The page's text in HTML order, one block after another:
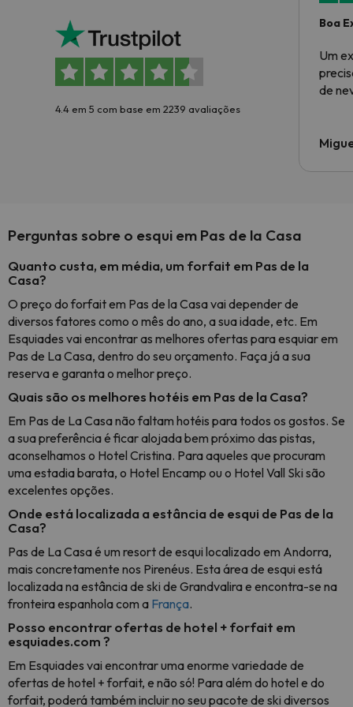
4.4 em 5 com base em 2239 avaliações
Boa
Um
de
Perguntas sobre o esqui em Pas de la Casa
Quanto custa, em média, um forfait em Pas de la
Casa?
O preço do forfait em Pas de la Casa vai depender de
diversos fatores como o mês do ano, a sua idade, etc. Em
Esquiades vai encontrar as melhores ofertas para esquiar em
Pas de La Casa, dentro do seu orçamento. Faça já a sua
reserva e garanta o melhor preço.
Quais são os melhores hotéis em Pas de la Casa?
Em Pas de La Casa não faltam hotéis para todos os gostos. Se
a sua preferência é ficar alojada bem próximo das pistas,
aconselhamos o Hotel Cristina. Para aqueles que procuram
uma estadia barata, o Hotel Encamp ou o Hotel Vall Ski são
excelentes opções.
Onde está localizada a estância de esqui de Pas de la
Casa?
Pas de La Casa é um resort de esqui localizado em Andorra,
mais concretamente nos Pirenéus. Esta área de esqui está
localizada na estância de ski de Grandvalira e encontra-se na
fronteira espanhola com a França.
Posso encontrar ofertas de hotel + forfait em
esquiades.com ?
Em Esquiades vai encontrar uma enorme variedade de
ofertas de hotel + forfait, e não só! Para além do hotel e do
forfait, poderá também incluir no seu pacote de ski diversos